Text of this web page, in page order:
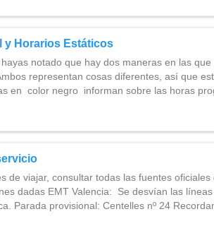
y Horarios Estáticos
notado que hay dos maneras en las
representan cosas diferentes, así que
en color negro informan sobre las horas
de viajar, consultar todas las fuentes
dadas EMT Valencia: Se desvían las
Parada provisional: Centelles nº 24